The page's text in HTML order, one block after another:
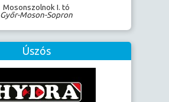
Mosonszolnok I. tó
Győr-Moson-Sopron
Úszós